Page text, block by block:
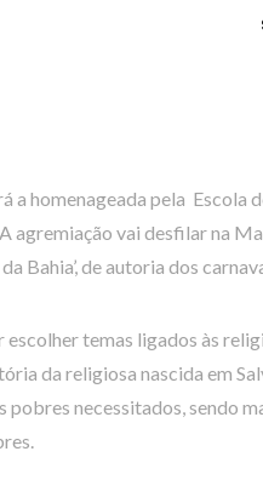
a homenageada pela Escola
agremiação vai desfilar na
Bahia’, de autoria dos
escolher temas ligados às
da religiosa nascida em
pobres necessitados, sendo